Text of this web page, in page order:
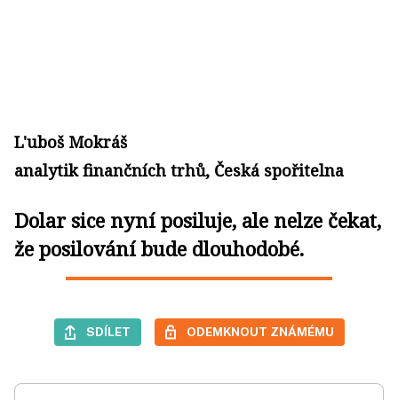
L'uboš Mokráš
analytik finančních trhů, Česká spořitelna
Dolar sice nyní posiluje, ale nelze čekat,
že posilování bude dlouhodobé.
SDÍLET ODEMKNOUT ZNÁMÉMU